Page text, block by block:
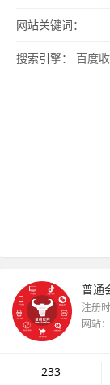
类目、商标分类
新版、商标分类明
网站关键词：
搜索引擎： 百度
普通
注册
网站
233